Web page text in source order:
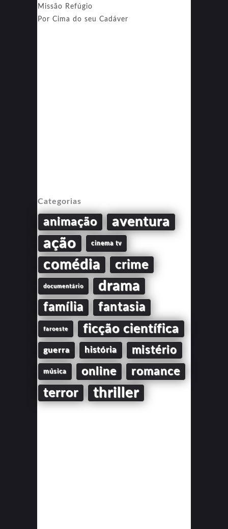
Missão Refúgio
Por Cima do seu Cadáver
Categorias
animação aventura
ação cinema tv
comédia crime
documentário drama
família fantasia
faroeste ficção científica
guerra história mistério
música online romance
terror thriller